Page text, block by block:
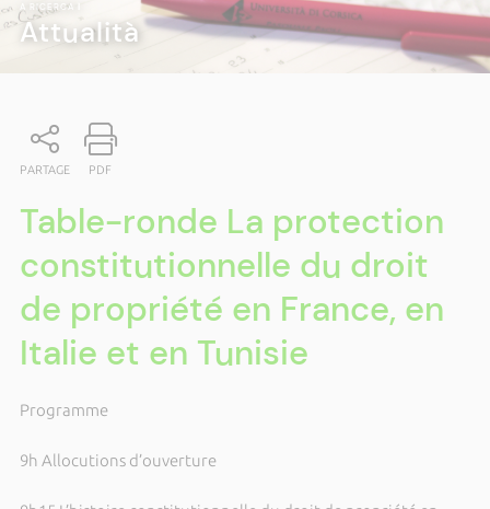
A RICERCA
Attualità
PARTAGE PDF
Table-ronde La protection
constitutionnelle du droit
de propriété en France, en
Italie et en Tunisie
Programme
9h Allocutions d’ouverture